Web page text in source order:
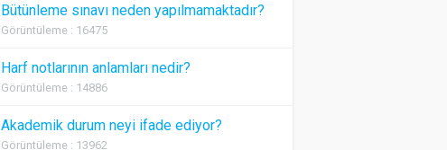
Bütünleme sınavı neden yapılmamaktadır?
Görüntüleme : 16475
Harf notlarının anlamları nedir?
Görüntüleme : 14886
Akademik durum neyi ifade ediyor?
Görüntüleme : 13962